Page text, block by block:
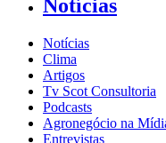
Notícias
Notícias
Clima
Artigos
Tv Scot Consultoria
Podcasts
Agronegócio na
Entrevistas